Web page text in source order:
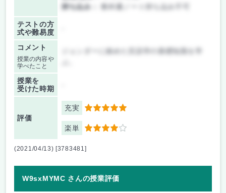
持ち込み：
教科書ノート持ち込み不可
テストの方
式や難易度
コメント
授業の内容や
学べたこと
ジェンダーに絡めた言語学の基礎知識を学
授業を
受けた時期
評価
充実 5
楽単 4
(2021/04/13) [3783481]
W9sxMYMC さんの授業評価